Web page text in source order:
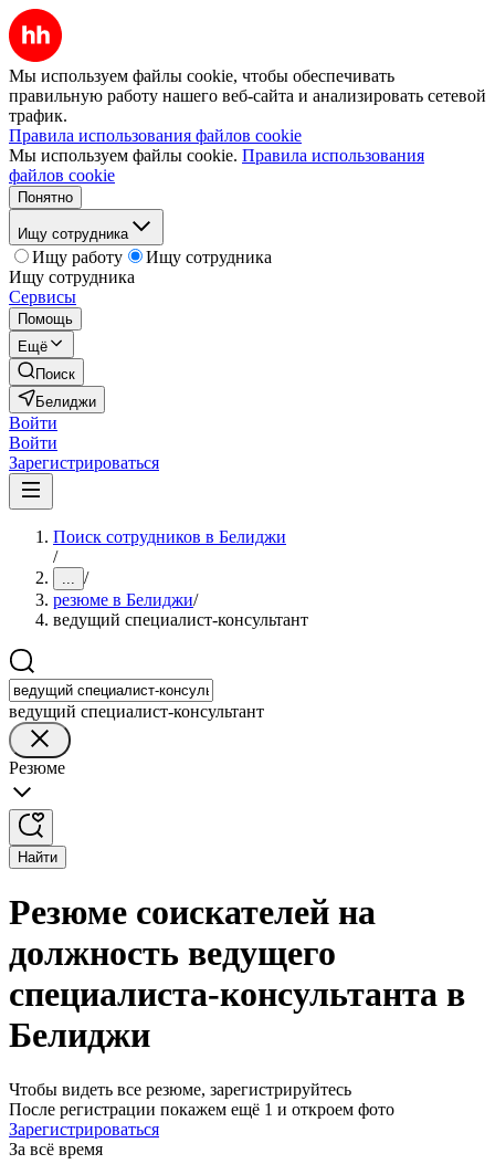
Мы используем файлы cookie, чтобы обеспечивать
правильную работу нашего веб-сайта и анализировать сетевой
трафик.
Правила использования файлов cookie
Мы используем файлы cookie. Правила использования
файлов cookie
Понятно
Ищу сотрудника
Ищу работу
Ищу сотрудника
Ищу сотрудника
Сервисы
Помощь
Ещё
Поиск
Белиджи
Войти
Войти
Зарегистрироваться
Поиск сотрудников в Белиджи
/
... /
резюме в Белиджи/
ведущий специалист-консультант
ведущий специалист-консультант
Резюме
Найти
Резюме соискателей на
должность ведущего
специалиста-консультанта в
Белиджи
Чтобы видеть все резюме, зарегистрируйтесь
После регистрации покажем ещё 1 и откроем фото
Зарегистрироваться
За всё время